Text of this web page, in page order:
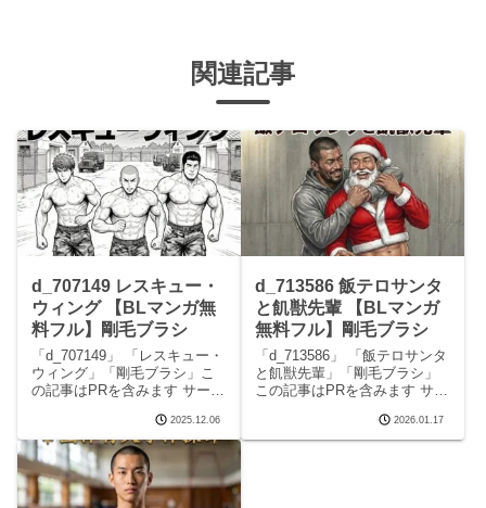
関連記事
d_707149 レスキュー・
ウィング 【BLマンガ無
料フル】剛毛ブラシ
「d_707149」 「レスキュー・
ウィング」「剛毛ブラシ」こ
の記事はPRを含みます サーク
す。 完全版はこちらd_707149
レスキュー・ウィングの見ど
ころシーンレスキュー・ウィ
ング 画像1レスキュー・ウィン
グ
2025.12.06
d_713586 飯テロサンタ
と飢獣先輩 【BLマンガ
無料フル】剛毛ブラシ
「d_713586」 「飯テロサンタ
と飢獣先輩」「剛毛ブラシ」
この記事はPRを含みます サー
です。 完全版はこちら
d_713586 飯テロサンタと飢獣
2026.01.17